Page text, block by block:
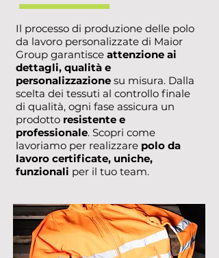
Il processo di produzione delle polo
da lavoro personalizzate di Maior
Group garantisce attenzione ai
dettagli, qualità e
personalizzazione su misura. Dalla
scelta dei tessuti al controllo finale
di qualità, ogni fase assicura un
prodotto resistente e
professionale. Scopri come
lavoriamo per realizzare polo da
lavoro certificate, uniche,
funzionali per il tuo team.